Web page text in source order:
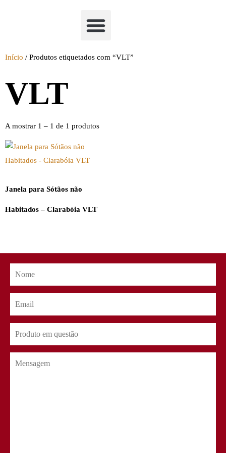
Início / Produtos etiquetados com “VLT”
VLT
A mostrar 1 – 1 de 1 produtos
Janela para Sótãos não
Habitados – Clarabóia VLT